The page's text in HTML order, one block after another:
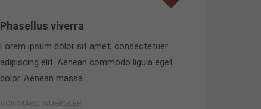
Phasellus viverra
Lorem ipsum dolor sit amet, consectetuer
adipiscing elit. Aenean commodo ligula eget
dolor. Aenean massa.
VON MARC WUERGLER